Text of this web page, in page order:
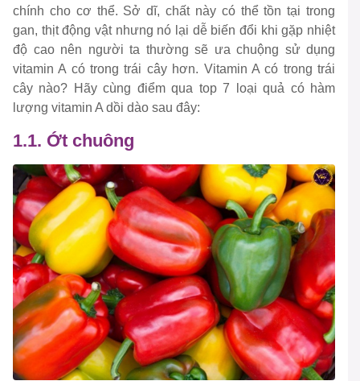
chính cho cơ thể. Sở dĩ, chất này có thể tồn tại trong
gan, thịt động vật nhưng nó lại dễ biến đổi khi gặp nhiệt
độ cao nên người ta thường sẽ ưa chuộng sử dụng
vitamin A có trong trái cây hơn. Vitamin A có trong trái
cây nào? Hãy cùng điểm qua top 7 loại quả có hàm
lượng vitamin A dồi dào sau đây:
1.1. Ớt chuông